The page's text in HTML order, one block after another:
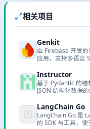
相关项目
Genkit
由 Firebase 开发
应用，支持多语言
Instructor
基于 Pydantic 的结
JSON 结构化数据的
LangChain Go
LangChain Go 是
的 SDK 与工具，